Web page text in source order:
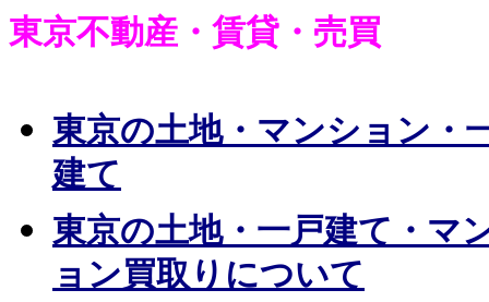
東京不動産・賃貸・売買
東京の土地・マンション・
建て
東京の土地・一戸建て・マ
ョン買取りについて